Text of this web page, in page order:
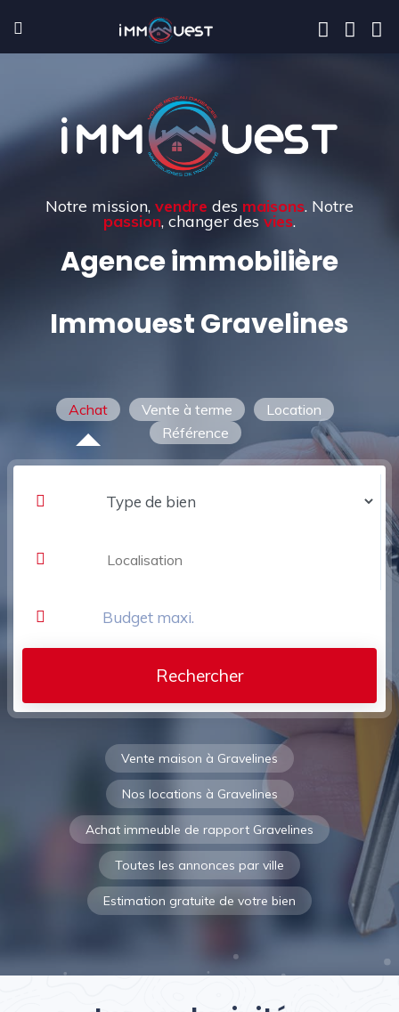
Notre mission, vendre des maisons. Notre
passion, changer des vies.
Agence immobilière
Immouest Gravelines
Achat Vente à terme
Location
Référence
Rechercher
Vente maison à Gravelines
Nos locations à Gravelines
Achat immeuble de rapport Gravelines
Toutes les annonces par ville
Estimation gratuite de votre bien